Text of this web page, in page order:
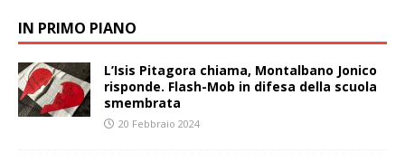
IN PRIMO PIANO
L’Isis Pitagora chiama, Montalbano Jonico
risponde. Flash-Mob in difesa della scuola
smembrata
20 Febbraio 2024